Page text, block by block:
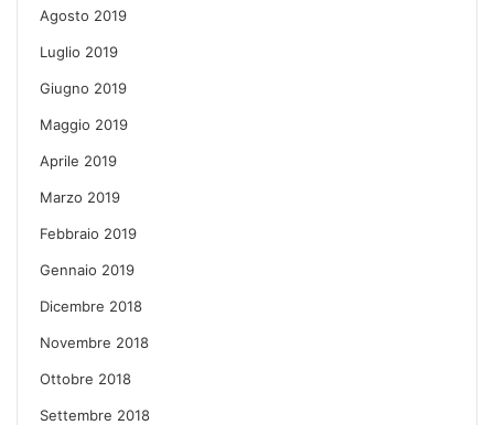
Agosto 2019
Luglio 2019
Giugno 2019
Maggio 2019
Aprile 2019
Marzo 2019
Febbraio 2019
Gennaio 2019
Dicembre 2018
Novembre 2018
Ottobre 2018
Settembre 2018